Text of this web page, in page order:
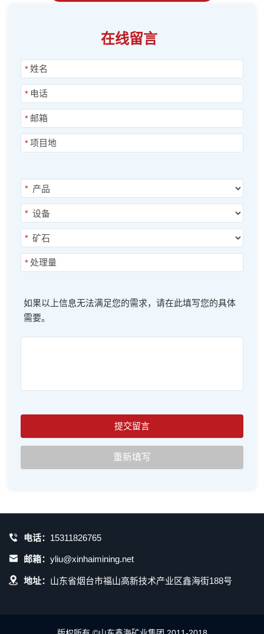
在线留言
*
*
*
*
*
*
*
*
如果以上信息无法满足您的需求，请在此填写您的具体
需要。
电话： 15311826765
邮箱： yliu@xinhaimining.net
地址： 山东省烟台市福山高新技术产业区鑫海街188号